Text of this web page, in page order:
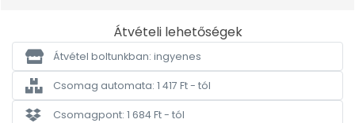
Átvételi lehetőségek
Átvétel boltunkban: ingyenes
Csomag automata: 1 417 Ft - tól
Csomagpont: 1 684 Ft - tól